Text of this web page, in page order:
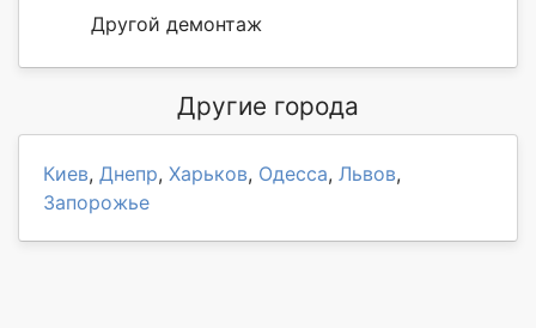
Другой демонтаж
Другие города
Киев, Днепр, Харьков, Одесса, Львов,
Запорожье